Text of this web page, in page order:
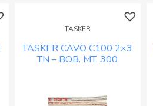
TASKER
TASKER CAVO C100 2×3
TN – BOB. MT. 300